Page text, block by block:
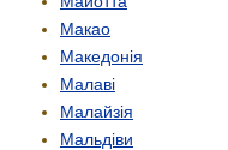
Макао
Македонія
Малаві
Малайзія
Мальдіви